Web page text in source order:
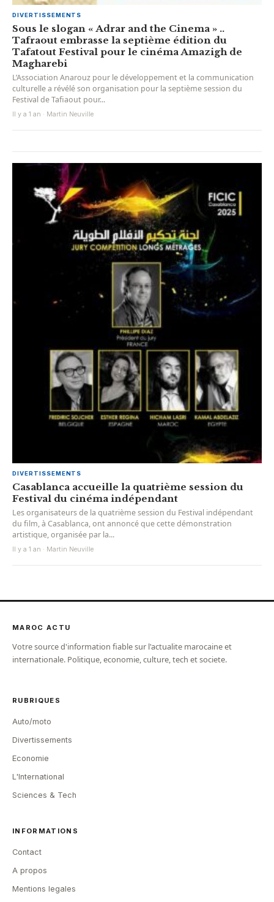
DIVERTISSEMENTS
Sous le slogan « Adrar and the Cinema » ..
Tafraout embrasse la septième édition du
Tafatout Festival pour le cinéma Amazigh de
Magharebi
L’Association Anarouz pour le développement et la communication
culturelle a révélé son organisation pour la septième session du
Festival de Tafiaout pour...
Il y a 1 an · Martin Neuville
DIVERTISSEMENTS
Casablanca accueille la quatrième session du
Festival du cinéma indépendant
Les organisateurs de la quatrième session du Festival indépendant
du film, à Casablanca, ont annoncé que cette démonstration
artistique, organisée par la...
Il y a 1 an · Martin Neuville
MAROC ACTU
Votre source d'information fiable sur l'actualite marocaine et
internationale. Politique, economie, culture, tech et societe.
RUBRIQUES
Auto/moto
Divertissements
Economie
L'International
Sciences & Tech
INFORMATIONS
Contact
A propos
Mentions legales